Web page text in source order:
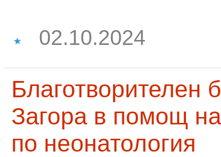
02.10.2024
Благотворителен
Загора в помощ
по неонатология